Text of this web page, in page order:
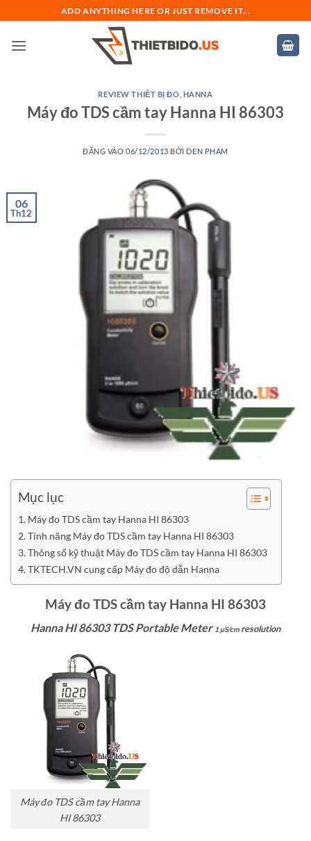
qua
nội
ADD ANYTHING HERE OR JUST REMOVE IT...
REVIEW THIẾT BỊ ĐO HANNA
Máy đo TDS cầm tay Hanna HI 86303
ĐĂNG VÀO06/12/2013 BỞI DEN PHAM
06
Th12
Mục lục
Máy đo TDS cầm tay Hanna HI 86303
Tính năng Máy đo TDS cầm tay Hanna HI 86303
Thông số kỹ thuật Máy đo TDS cầm tay Hanna HI 86303
TKTECH.VN cung cấp Máy đo độ dẫn Hanna
Máy đo TDS cầm tay Hanna HI 86303
Hanna HI 86303 TDS Portable Meter 1 µS/cm resolution
Máy đo TDS cầm tay Hanna
HI 86303